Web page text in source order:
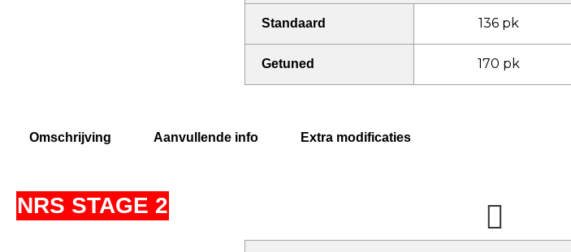
Standaard 136 pk
Getuned 170 pk
Omschrijving Aanvullende info Extra modificaties
NRS STAGE 2